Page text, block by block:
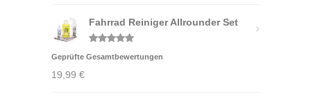
Fahrrad Reiniger Allrounder Set
Bewertet
mit5.00
Geprüfte Gesamtbewertungen
19,99 €